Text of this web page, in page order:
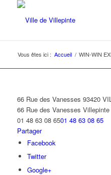
Vous êtes ici : Accueil / WIN-WIN
66 Rue des Vanesses 93420
66 Rue des Vanesses Villepinte
01 48 63 08 6501 48 63 08 65
Partager
Facebook
Twitter
Google+